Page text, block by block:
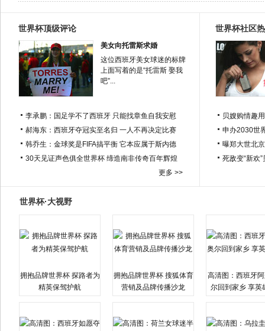
世界杯顶级评论
美女向托雷斯求婚
这位西班牙美女球迷的标牌
上面写着的是“托雷斯 娶我
吧”...
李承鹏：国足学不了西班牙 只能找章鱼自我安慰
郝海东：西班牙夺冠实至名归 一人不再决定比赛
韩乔生：金球奖是FIFA搞平衡 它本应属于斯内德
30天见证声色俱全世界杯 缔造南非传奇百年辉煌
更多 >>
世界杯社区
贝嫂购情趣
申办2030世
曝郑大世北
死敌变“新欢
世界杯·大视野
拥抱品牌世界杯 探路者为
精英保驾护航
拥抱品牌世界杯 搜狐体育
营销及品牌传播沙龙
高清图：西班牙
尔回到家乡 享英